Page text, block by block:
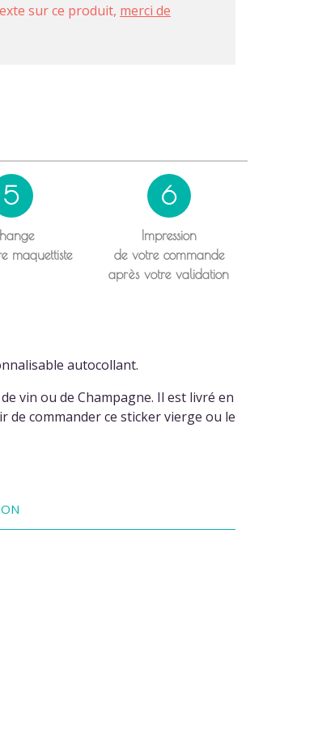
sur ce produit, merci de
5
maquettiste
6
Impression
de votre commande
après votre validation
autocollant.
vin ou de Champagne. Il est livré en
de commander ce sticker vierge ou le